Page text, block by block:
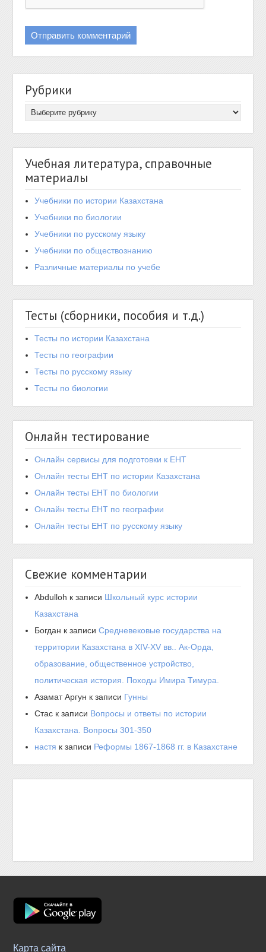
Рубрики
Учебная литература, справочные
материалы
Учебники по истории Казахстана
Учебники по биологии
Учебники по русскому языку
Учебники по обществознанию
Различные материалы по учебе
Тесты (сборники, пособия и т.д.)
Тесты по истории Казахстана
Тесты по географии
Тесты по русскому языку
Тесты по биологии
Онлайн тестирование
Онлайн сервисы для подготовки к ЕНТ
Онлайн тесты ЕНТ по истории Казахстана
Онлайн тесты ЕНТ по биологии
Онлайн тесты ЕНТ по географии
Онлайн тесты ЕНТ по русскому языку
Свежие комментарии
Abdulloh к записи Школьный курс истории
Казахстана
Богдан к записиСредневековые государства на
территории Казахстана в XIV-XV вв.. Ак-Орда,
образование, общественное устройство,
политическая история. Походы Имира Тимура.
Азамат Аргун к записи Гунны
Стас к записи Вопросы и ответы по истории
Казахстана. Вопросы 301-350
настя к записи Реформы 1867-1868 гг. в Казахстане
Карта сайта